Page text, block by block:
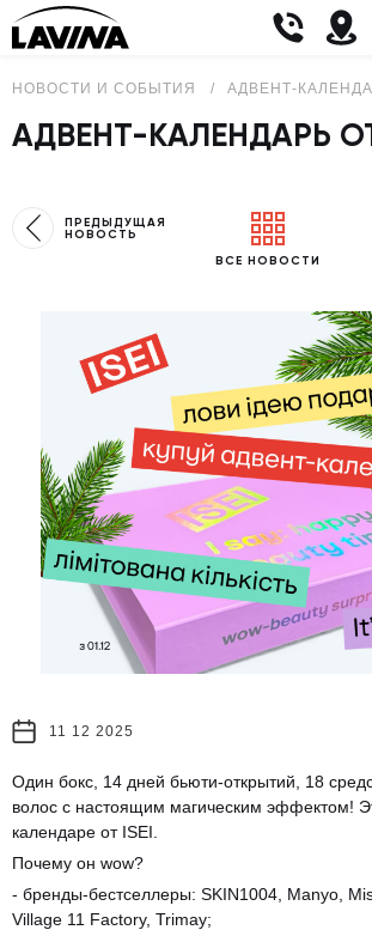
НОВОСТИ И СОБЫТИЯ АДВЕНТ-
АДВЕНТ-КАЛЕНДАРЬ
ПРЕДЫДУЩАЯ
НОВОСТЬ
ВСЕ НОВОСТИ
11 12 2025
Один бокс, 14 дней бьюти-открытий, 18
волос с настоящим магическим эффектом!
календаре от ISEI.
Почему он wow?
- бренды-бестселлеры: SKIN1004, Manyo,
Village 11 Factory, Trimay;